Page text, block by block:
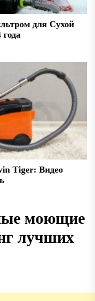
для Сухой
Tiger: Видео
моющие
лучших